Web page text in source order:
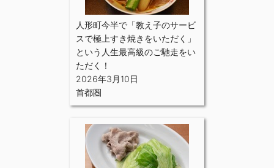
人形町今半で「教え子のサービ
スで極上すき焼きをいただく」
という人生最高級のご馳走をい
ただく！
2026年3月10日
首都圏